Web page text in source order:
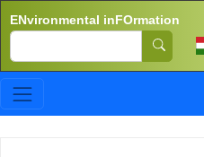
ENvironmental inFOrmation
Search